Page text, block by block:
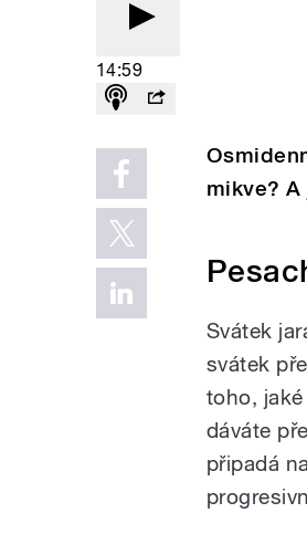
14:59
mikve?
Svátek
svátek
toho,
dáváte
připadá